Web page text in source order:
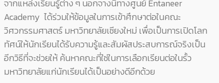
จากแหล่งเรียนรู้ต่าง ๆ นอกจางนี้ทางศูนย์ Entaneer
Academy ได้ร่วมให้ข้อมูลในการเข้าศึกษาต่อในคณะ
วิศวกรรมศาสตร์ มหาวิทยาลัยเชียงใหม่ เพื่อเป็นการเปิดโลก
ทัศน์ให้นักเรียนได้รับความรู้และสัมผัสประสบการณ์จริงเป็น
อีกวิธีที่จะช่วยให้ ค้นหาคณะที่ใช่ในการเลือกเรียนต่อในรั้ว
มหาวิทยาลัยแก่นักเรียนได้เป็นอย่างดีอีกด้วย